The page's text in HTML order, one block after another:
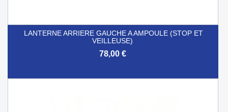
LANTERNE ARRIERE GAUCHE A AMPOULE (STOP ET
VEILLEUSE)
78,00 €